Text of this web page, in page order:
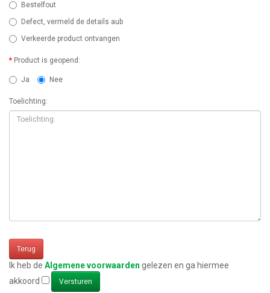
Bestelfout
Defect, vermeld de details aub
Verkeerde product ontvangen
Product is geopend:
Ja Nee
Toelichting:
Terug
Ik heb de Algemene voorwaarden gelezen en ga hiermee
akkoord